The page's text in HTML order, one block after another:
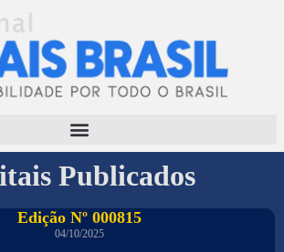
Publicados
Edição Nº 000815
04/10/2025